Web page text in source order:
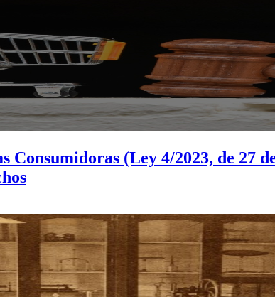
Consumidoras (Ley 4/2023, de 27